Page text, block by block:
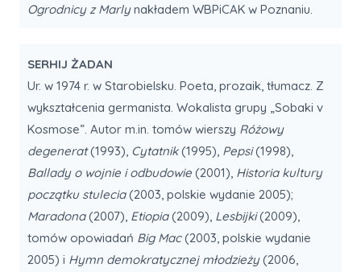
Ogrodnicy z Marlynakładem WBPiCAK w Poznaniu.
SERHIJ ŻADAN
Ur. w 1974 r. w Starobielsku. Poeta, prozaik, tłumacz. Z
wykształcenia germanista. Wokalista grupy „Sobaki v
Kosmose”. Autor m.in. tomów wierszy Różowy
degenerat(1993), Cytatnik(1995), Pepsi(1998),
Ballady o wojnie i odbudowie (2001), Historia kultury
początku stulecia(2003, polskie wydanie 2005);
Maradona(2007), Etiopia(2009), Lesbijki(2009),
tomów opowiadań Big Mac(2003, polskie wydanie
2005) i Hymn demokratycznej młodzieży(2006,